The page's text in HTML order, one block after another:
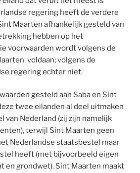
regering heeft de verdere
Maarten afhankelijk gesteld van
hebben op het
voorwaarden wordt volgens de
voldaan; volgens de
regering echter niet.
gesteld aan Saba en Sint
twee eilanden al deel uitmaken
van Nederland (zij zijn namelijk
terwijl Sint Maarten geen
Nederlandse staatsbestel maar
heeft (met bijvoorbeeld eigen
en grondwet). Sint Maarten maakt